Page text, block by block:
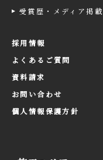
受賞歴・メディア掲載
採用情報
よくあるご質問
資料請求
お問い合わせ
個人情報保護方針